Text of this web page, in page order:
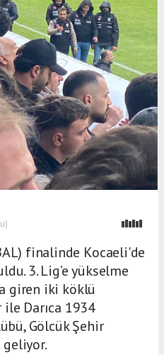
finalinde Kocaeli'de
3. Lig’e yükselme
giren iki köklü
Darıca 1934
Gölcük Şehir
geliyor.